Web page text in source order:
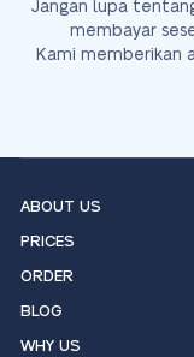
Jangan lupa
membayar
Kami memberikan
ABOUT US
PRICES
ORDER
BLOG
WHY US